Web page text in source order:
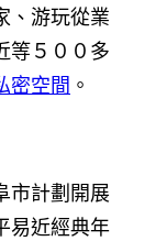
、游玩從業
等５００多
密空間 。
市計劃開展
易近經典年